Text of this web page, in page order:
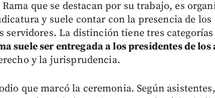
que se destacan por su trabajo, es
y suele contar con la presencia de los
servidores. La distinción tiene tres
suele ser entregada a los presidentes de los
y la jurisprudencia.
que marcó la ceremonia. Según asistentes,